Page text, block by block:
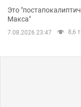
Это
Макса"
7.08.2026 23:47 8,6 т.